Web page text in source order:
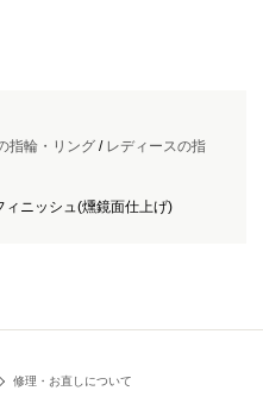
指輪・リング/ レディースの指
ィニッシュ(燻鏡面仕上げ)
修理・お直しについて